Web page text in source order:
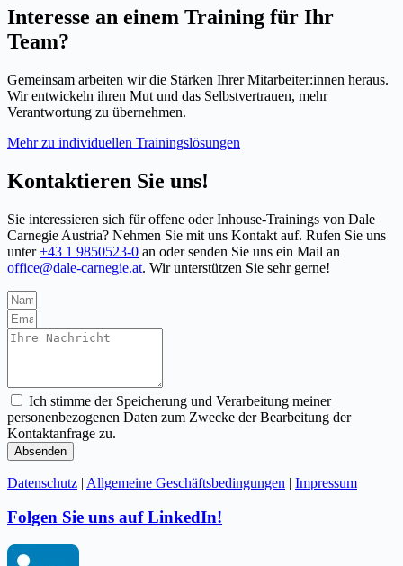
Interesse an einem Training für Ihr
Team?
Gemeinsam arbeiten wir die Stärken Ihrer Mitarbeiter:innen heraus.
Wir entwickeln ihren Mut und das Selbstvertrauen, mehr
Verantwortung zu übernehmen.
Mehr zu individuellen Trainingslösungen
Kontaktieren Sie uns!
Sie interessieren sich für offene oder Inhouse-Trainings von Dale
Carnegie Austria? Nehmen Sie mit uns Kontakt auf. Rufen Sie uns
unter+43 1 9850523-0 an oder senden Sie uns ein Mail an
office@dale-carnegie.at. Wir unterstützen Sie sehr gerne!
Ich stimme der Speicherung und Verarbeitung meiner
personenbezogenen Daten zum Zwecke der Bearbeitung der
Kontaktanfrage zu.
Absenden
Datenschutz | Allgemeine Geschäftsbedingungen | Impressum
Folgen Sie uns auf LinkedIn!